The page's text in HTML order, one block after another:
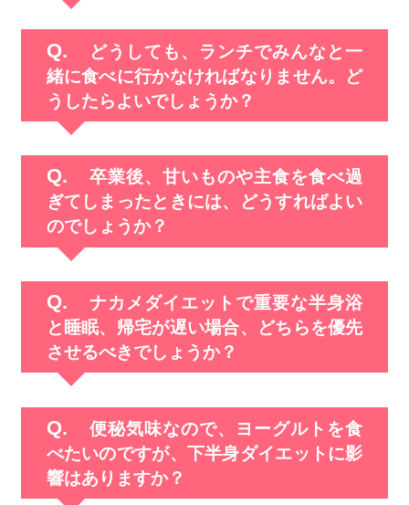
どうしても、ランチでみんなと一
緒に食べに行かなければなりません。ど
うしたらよいでしょうか？
卒業後、甘いものや主食を食べ過
ぎてしまったときには、どうすればよい
のでしょうか？
ナカメダイエットで重要な半身浴
と睡眠、帰宅が遅い場合、どちらを優先
させるべきでしょうか？
便秘気味なので、ヨーグルトを食
べたいのですが、下半身ダイエットに影
響はありますか？